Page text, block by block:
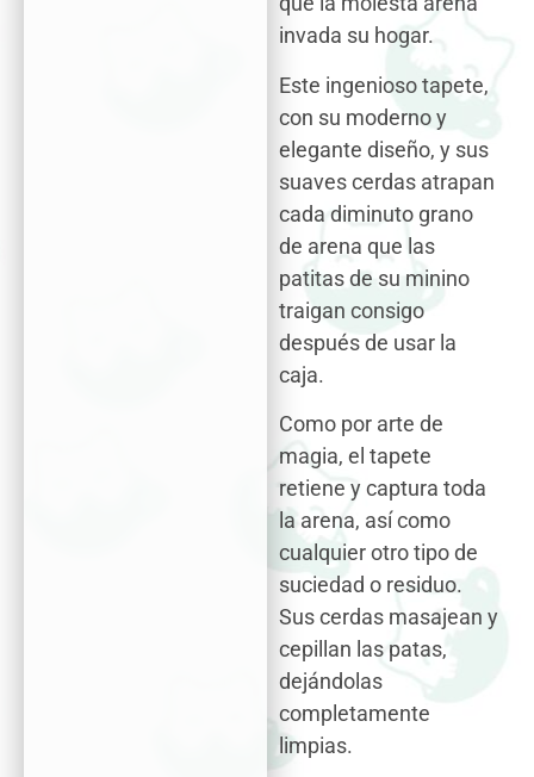
invada su hogar.
Este ingenioso tapete,
con su moderno y
elegante diseño, y sus
suaves cerdas atrapan
cada diminuto grano
de arena que las
patitas de su minino
traigan consigo
después de usar la
caja.
Como por arte de
magia, el tapete
retiene y captura toda
la arena, así como
cualquier otro tipo de
suciedad o residuo.
Sus cerdas masajean y
cepillan las patas,
dejándolas
completamente
limpias.